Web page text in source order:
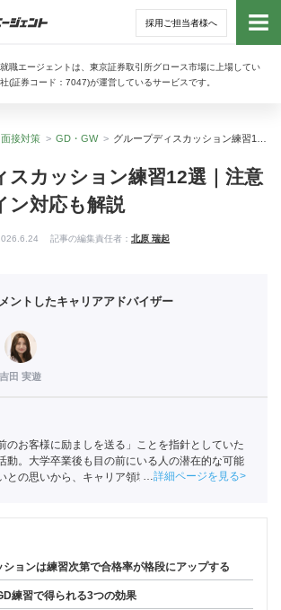
採用ご担当者様へ
職エージェントは、東京証券取引所グロース市場に上場してい
(証券コード：7047)が運営しているサービスです。
トッ
面接対策 GD・GW
スカッション練習12選｜注意
ン対応も解説
記事の編集責任者： 北原 瑞起
ントしたキャリアアドバイザー
吉田 実遊
のお客様に励ましを送る」ことを指針としていた
動。大学卒業後も目の前にいる人の潜在的な可能
との思いから、キャリア領域を事業の柱とするポ
詳細ページを見る
ョンは練習次第で合格率が格段にアップする
練習で得られる3つの効果